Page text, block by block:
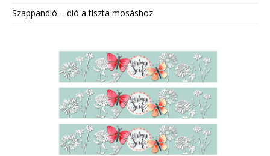
Szappandió – dió a tiszta mosáshoz